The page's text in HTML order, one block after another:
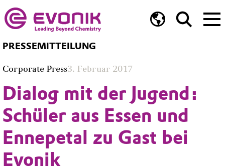
PRESSEMITTEILUNG
Corporate Press3. Februar 2017
Dialog mit der Jugend:
Schüler aus Essen und
Ennepetal zu Gast bei
Evonik